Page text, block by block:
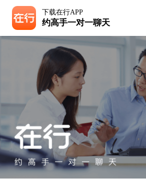
下载在行APP
约高手一对一聊天